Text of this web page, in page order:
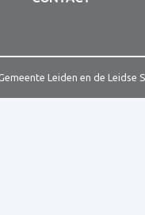
Leiden en de Leidse